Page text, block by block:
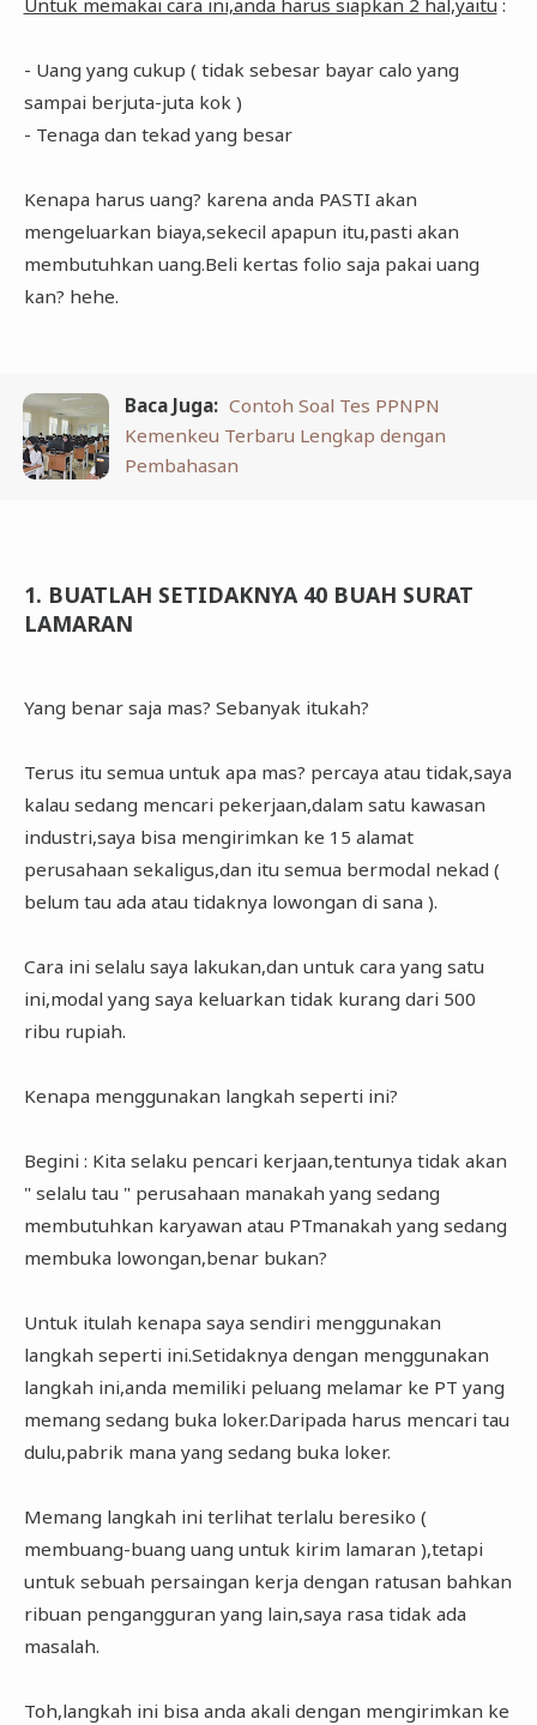
Untuk memakai cara ini,anda harus siapkan 2 hal,yaitu :
- Uang yang cukup ( tidak sebesar bayar calo yang
sampai berjuta-juta kok )
- Tenaga dan tekad yang besar
Kenapa harus uang? karena anda PASTI akan
mengeluarkan biaya,sekecil apapun itu,pasti akan
membutuhkan uang.Beli kertas folio saja pakai uang
kan? hehe.
Baca Juga: Contoh Soal Tes PPNPN
Kemenkeu Terbaru Lengkap dengan
Pembahasan
1. BUATLAH SETIDAKNYA 40 BUAH SURAT
LAMARAN
Yang benar saja mas? Sebanyak itukah?
Terus itu semua untuk apa mas? percaya atau tidak,saya
kalau sedang mencari pekerjaan,dalam satu kawasan
industri,saya bisa mengirimkan ke 15 alamat
perusahaan sekaligus,dan itu semua bermodal nekad (
belum tau ada atau tidaknya lowongan di sana ).
Cara ini selalu saya lakukan,dan untuk cara yang satu
ini,modal yang saya keluarkan tidak kurang dari 500
ribu rupiah.
Kenapa menggunakan langkah seperti ini?
Begini : Kita selaku pencari kerjaan,tentunya tidak akan
" selalu tau " perusahaan manakah yang sedang
membutuhkan karyawan atau PTmanakah yang sedang
membuka lowongan,benar bukan?
Untuk itulah kenapa saya sendiri menggunakan
langkah seperti ini.Setidaknya dengan menggunakan
langkah ini,anda memiliki peluang melamar ke PT yang
memang sedang buka loker.Daripada harus mencari tau
dulu,pabrik mana yang sedang buka loker.
Memang langkah ini terlihat terlalu beresiko (
membuang-buang uang untuk kirim lamaran ),tetapi
untuk sebuah persaingan kerja dengan ratusan bahkan
ribuan pengangguran yang lain,saya rasa tidak ada
masalah.
Toh,langkah ini bisa anda akali dengan mengirimkan ke